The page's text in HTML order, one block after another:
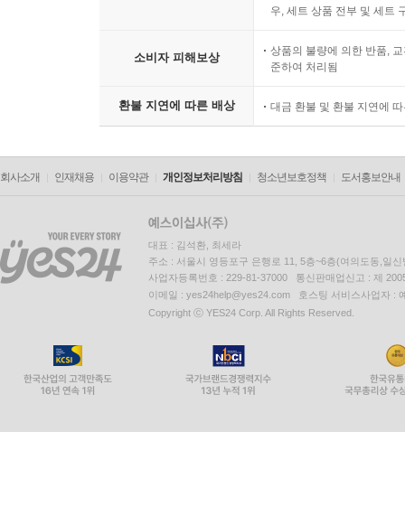
우, 세트 상품 전부 및 세트
소비자 피해보상
상품의 불량에 의한 반품,
준하여 처리됨
환불 지연에 따른 배상 대금 환불 및 환불 지연에
회사소개 인재채용 이용약관 개인정보처리방침 청소년보호정책 도서홍보안내
대표 : 김석환, 최세라
주소 : 서울시 영등포구 은행로 11, 5층~6층(여의도동,일신
사업자등록번호 : 229-81-37000 통신판매업신고 : 제
이메일 : yes24help@yes24.com 호스팅 서비스사업자 :
Copyright ⓒ YES24 Corp. All Rights Reserved.